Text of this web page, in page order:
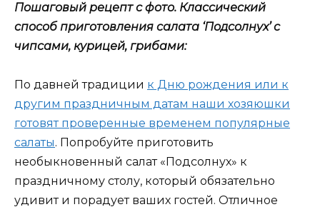
Пошаговый рецепт с фото. Классический
способ приготовления салата ‘Подсолнух’ с
чипсами, курицей, грибами:
По давней традиции к Дню рождения или к
другим праздничным датам наши хозяюшки
готовят проверенные временем популярные
салаты. Попробуйте приготовить
необыкновенный салат «Подсолнух» к
праздничному столу, который обязательно
удивит и порадует ваших гостей. Отличное